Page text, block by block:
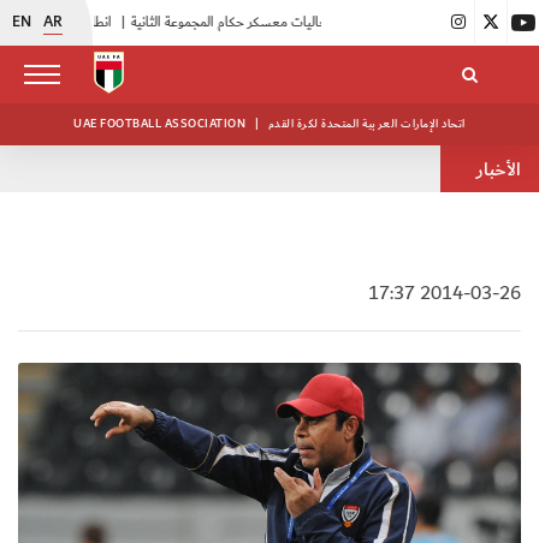
EN AR |
UAE FOOTBALL ASSOCIATION | اتحاد الإمارات العربية المتحدة لكرة القدم
الأخبار
2014-03-26 17:37